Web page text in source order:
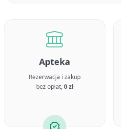
Apteka
Rezerwacja i zakup
bez opłat,0 zł